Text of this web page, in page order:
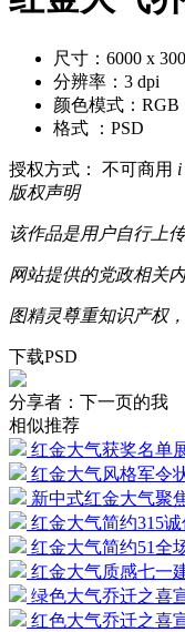
尺寸：6000 x
分辨率：3 dpi
颜色模式：RGB
格式 ：PSD
授权方式： 不可商用 i
版权声明
该作品是用户自行上
网站提供的党政相关
图精灵尊重知识产权
下载PSD
分享者：下一页的我
相似推荐
红金大气获奖名单
红金大气风格军令
新中式红金大气聚
红金大气简约315
红金大气简约51全
红金大气质感七一
绿色大气乔迁之喜
红色大气乔迁之喜